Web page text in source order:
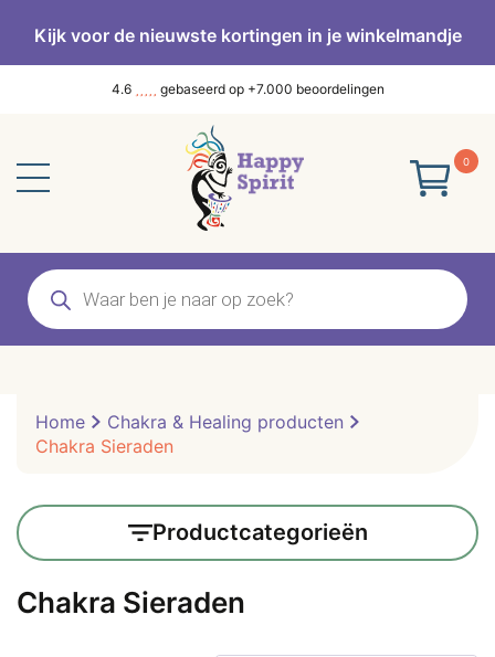
Kijk voor de nieuwste kortingen in je winkelmandje
4.6 gebaseerd op +7.000 beoordelingen
0
Producten
zoeken
Home
Chakra & Healing producten
Chakra Sieraden
Productcategorieën
Chakra Sieraden